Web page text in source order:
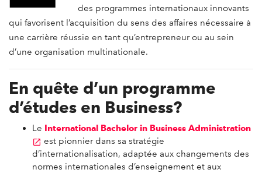
des programmes internationaux innovants
qui favorisent l’acquisition du sens des affaires nécessaire à
une carrière réussie en tant qu’entrepreneur ou au sein
d’une organisation multinationale.
En quête d’un programme
d’études en Business?
Le International Bachelor in Business Administration
est pionnier dans sa stratégie
d’internationalisation, adaptée aux changements des
normes internationales d’enseignement et aux